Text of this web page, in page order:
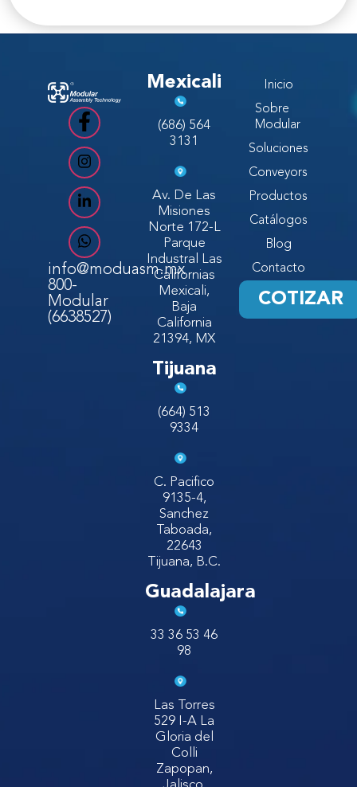
info@moduasm.mx
800-
Modular
(6638527)
Mexicali
(686) 564
3131
Av. De Las
Misiones
Norte 172-L
Parque
Industral Las
Californias
Mexicali,
Baja
California
21394, MX
Tijuana
(664) 513
9334
C. Pacifico
9135-4,
Sanchez
Taboada,
22643
Tijuana, B.C.
Guadalajara
33 36 53 46
98
Las Torres
529 I-A La
Gloria del
Colli
Zapopan,
Inicio
Sobre
Modular
Soluciones
Conveyors
Productos
Catálogos
Blog
Contacto
COTIZAR